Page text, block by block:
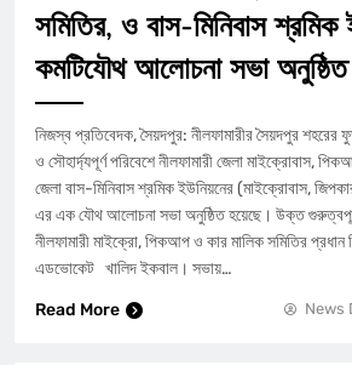
সমিতির, ও বাস-মিনিবাস
কমটিযৌথ আলোচনা সভা অনুষ্ঠিত
নিজস্ব প্রতিবেদক, সৈয়দপুর: নীলফামারীর সৈয়দপুর
ও সৌহার্দ্যপূর্ণ পরিবেশে নীলফামারী জেলা মাইক্রোবাস,
জেলা বাস-মিনিবাস শ্রমিক ইউনিয়নের (মাইক্রোবাস,
এর এক যৌথ আলোচনা সভা অনুষ্ঠিত হয়েছে। ​উক্ত
নীলফামারী মাইক্রো, পিকআপ ও কার মালিক সমিতির প্রধান
এডভোকেট খালিদ ইকবাল। ​সভায়…
Read More
News